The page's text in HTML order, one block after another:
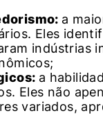
a
Eles
indústrias
a
Eles não
variados,